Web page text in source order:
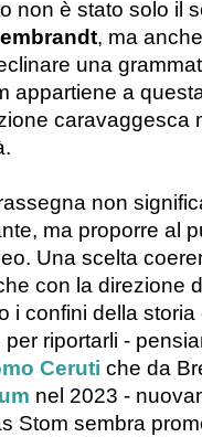
non è stato solo il
, ma
una
appartiene a
caravaggesca
non
ma proporre al
Una scelta
con la direzione
i confini della
riportarli -
Ceruti che da
nel 2023 -
Stom sembra